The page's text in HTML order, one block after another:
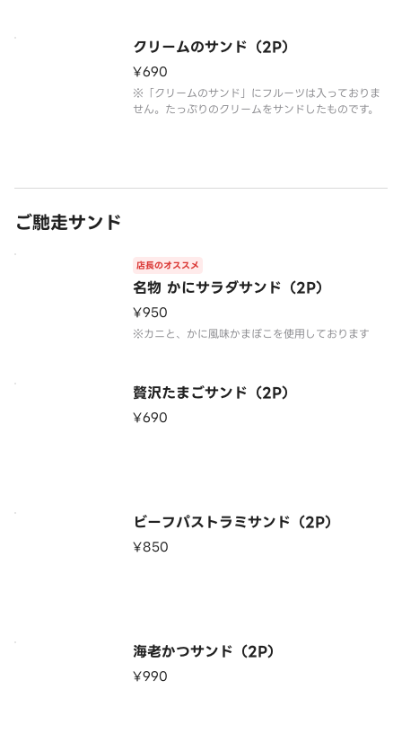
クリームのサンド（2P）
¥690
※「クリームのサンド」にフルーツは入っておりま
せん。たっぷりのクリームをサンドしたものです。
ご馳走サンド
名物 かにサラダサンド（2P）
店長のオススメ
¥950
※カニと、かに⾵味かまぼこを使⽤しております
贅沢たまごサンド（2P）
¥690
ビーフパストラミサンド（2P）
¥850
海老かつサンド（2P）
¥990